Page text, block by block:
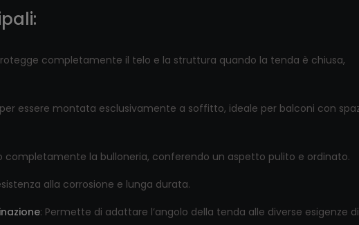
completamente il telo e la struttura quando la tenda è chiusa,
essere montata esclusivamente a soffitto, ideale per balconi con
completamente la bulloneria, conferendo un aspetto pulito e ordinato.
alla corrosione e lunga durata.
: Permette di adattare l’angolo della tenda alle diverse esigenze di